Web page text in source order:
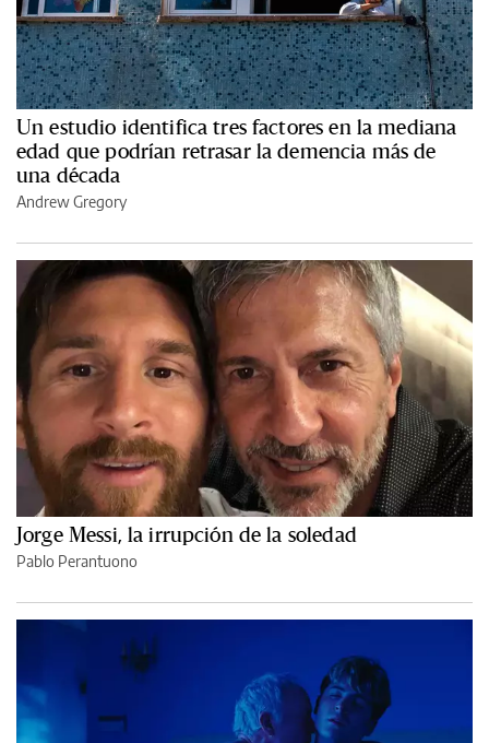
Un estudio identifica tres factores en la mediana
edad que podrían retrasar la demencia más de
una década
Andrew Gregory
Jorge Messi, la irrupción de la soledad
Pablo Perantuono